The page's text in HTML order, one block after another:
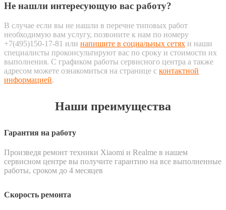
Не нашли интересующую вас работу?
В случае если вы не нашли в перечне типовых работ
необходимую вам услугу, позвоните к нам по номеру
+7(495)150-17-81 или напишите в социальных сетях и наши
специалисты проконсультируют вас по сроку и стоимости их
выполнения. С графиком работы сервисного центра а также
адресом можете ознакомиться на странице с контактной
информацией.
Наши преимущества
Гарантия на работу
Произведя ремонт техники Xiaomi и Realme в нашем
сервисном центре вы получите гарантию на все выполненные
работы, сроком до 4 месяцев
Скорость ремонта